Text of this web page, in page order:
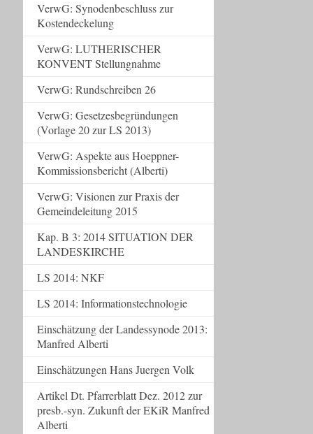
VerwG: Synodenbeschluss zur
Kostendeckelung
VerwG: LUTHERISCHER
KONVENT Stellungnahme
VerwG: Rundschreiben 26
VerwG: Gesetzesbegründungen
(Vorlage 20 zur LS 2013)
VerwG: Aspekte aus Hoeppner-
Kommissionsbericht (Alberti)
VerwG: Visionen zur Praxis der
Gemeindeleitung 2015
Kap. B 3: 2014 SITUATION DER
LANDESKIRCHE
LS 2014: NKF
LS 2014: Informationstechnologie
Einschätzung der Landessynode 2013:
Manfred Alberti
Einschätzungen Hans Juergen Volk
Artikel Dt. Pfarrerblatt Dez. 2012 zur
presb.-syn. Zukunft der EKiR Manfred
Alberti